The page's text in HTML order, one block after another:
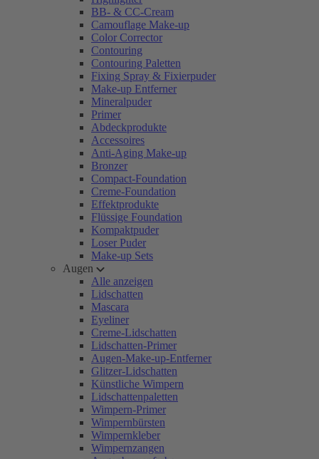
BB- & CC-Cream
Camouflage Make-up
Color Corrector
Contouring
Contouring Paletten
Fixing Spray & Fixierpuder
Make-up Entferner
Mineralpuder
Primer
Abdeckprodukte
Accessoires
Anti-Aging Make-up
Bronzer
Compact-Foundation
Creme-Foundation
Effektprodukte
Flüssige Foundation
Kompaktpuder
Loser Puder
Make-up Sets
Augen
Alle anzeigen
Lidschatten
Mascara
Eyeliner
Creme-Lidschatten
Lidschatten-Primer
Augen-Make-up-Entferner
Glitzer-Lidschatten
Künstliche Wimpern
Lidschattenpaletten
Wimpern-Primer
Wimpernbürsten
Wimpernkleber
Wimpernzangen